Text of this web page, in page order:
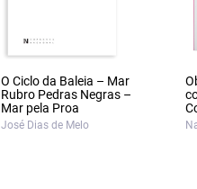
O Ciclo da Baleia – Mar
Rubro Pedras Negras –
Mar pela Proa
José Dias de Melo